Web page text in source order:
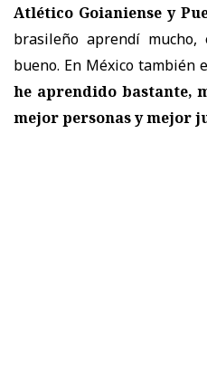
Atlético Goianiense y
brasileño aprendí
bueno. En México
he aprendido bastante,
mejor personas y mejor